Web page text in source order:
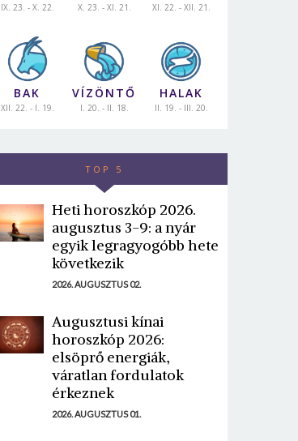
IX. 23. - X. 22. X. 23. - XI. 21. XI. 22. - XII. 21.
BAK
XII. 22. - I. 19.
VÍZÖNTŐ
I. 20. - II. 18.
HALAK
II. 19. - III. 20.
TOP 5
Heti horoszkóp 2026.
augusztus 3-9: a nyár
egyik legragyogóbb hete
következik
2026. AUGUSZTUS 02.
Augusztusi kínai
horoszkóp 2026:
elsöprő energiák,
váratlan fordulatok
érkeznek
2026. AUGUSZTUS 01.